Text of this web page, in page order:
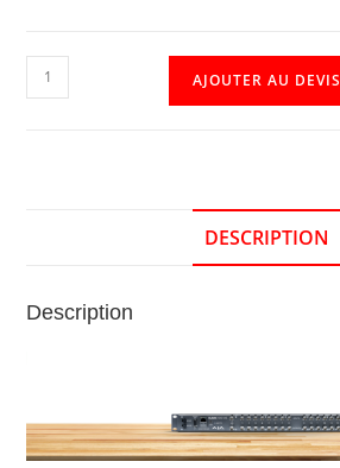
AJOUTER AU DEVIS
DESCRIPTION
Description